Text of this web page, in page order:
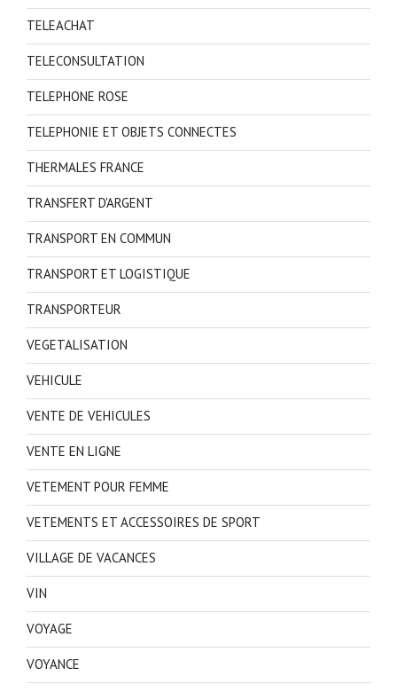
TELEACHAT
TELECONSULTATION
TELEPHONE ROSE
TELEPHONIE ET OBJETS CONNECTES
THERMALES FRANCE
TRANSFERT D'ARGENT
TRANSPORT EN COMMUN
TRANSPORT ET LOGISTIQUE
TRANSPORTEUR
VEGETALISATION
VEHICULE
VENTE DE VEHICULES
VENTE EN LIGNE
VETEMENT POUR FEMME
VETEMENTS ET ACCESSOIRES DE SPORT
VILLAGE DE VACANCES
VIN
VOYAGE
VOYANCE